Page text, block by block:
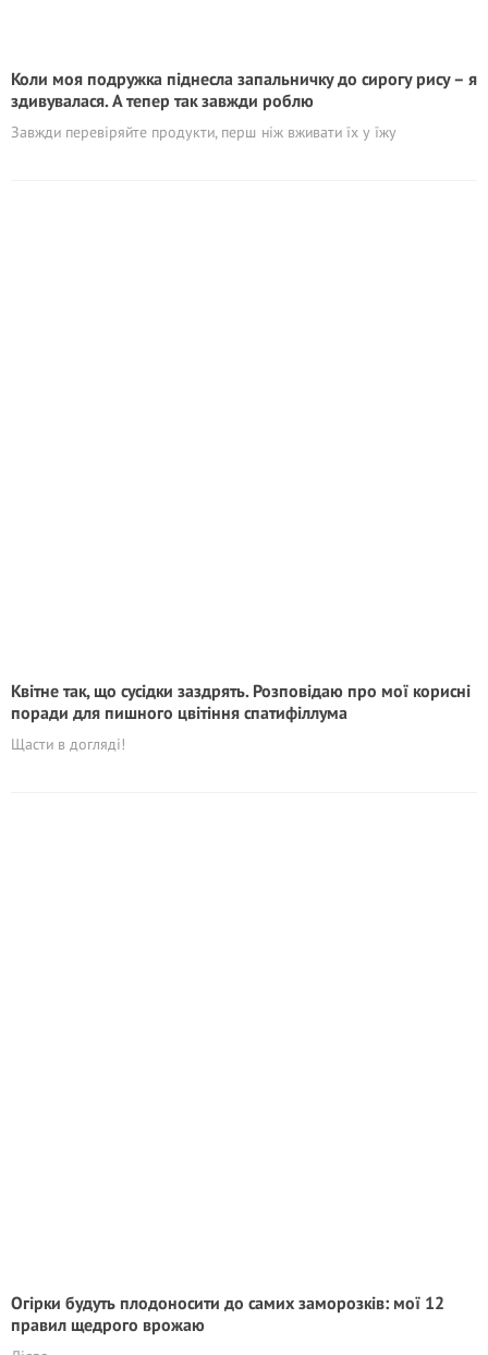
Коли моя подружка піднесла запальничку до сирогу рису – я
здивувалася. А тепер так завжди роблю
Завжди перевіряйте продукти, перш ніж вживати їх у їжу
Квітне так, що сусідки заздрять. Розповідаю про мої корисні
поради для пишного цвітіння спатифіллума
Щасти в догляді!
Огірки будуть плодоносити до самих заморозків: мої 12
правил щедрого врожаю